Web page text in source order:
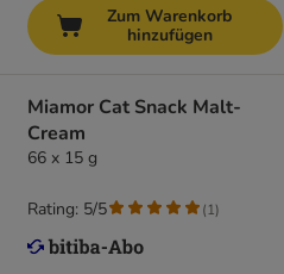
Zum Warenkorb
hinzufügen
Miamor Cat Snack Malt-
Cream
66 x 15 g
Rating: 5/5 (1)